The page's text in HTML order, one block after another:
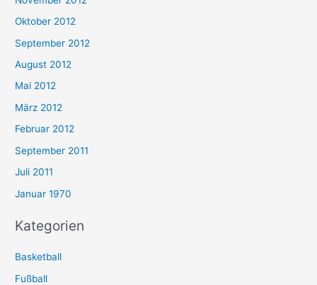
Oktober 2012
September 2012
August 2012
Mai 2012
März 2012
Februar 2012
September 2011
Juli 2011
Januar 1970
Kategorien
Basketball
Fußball